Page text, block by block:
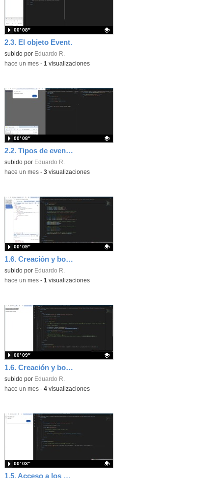
2.3. El objeto Event.
Contenido educativo.
subido por Eduardo R.
00′ 08″
-hace un mes- 1 visualizaciones
2.2. Tipos de eventos.
Contenido educativo.
subido por Eduardo R.
00′ 08″
-hace un mes- 3visualizaciones
1.6. Creación y borrado de nodos. Parte 2.
Contenido educativo.
subido por Eduardo R.
00′ 09″
-hace un mes- 1 visualizaciones
1.6. Creación y borrado de nodos. Parte 1.
Contenido educativo.
subido por Eduardo R.
00′ 09″
-hace un mes- 4visualizaciones
1.5. Acceso a los nodos de tipo texto. Parte 2.
00′ 03″